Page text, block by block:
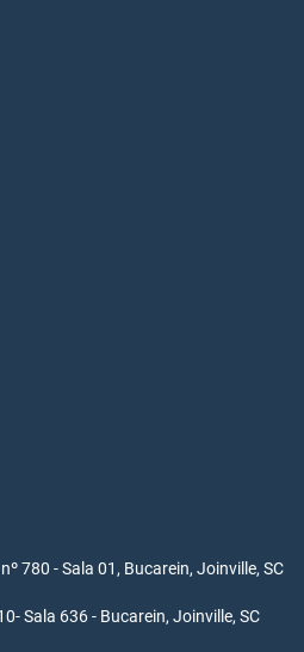
780 - Sala 01, Bucarein, Joinville, SC
Sala 636 - Bucarein, Joinville, SC